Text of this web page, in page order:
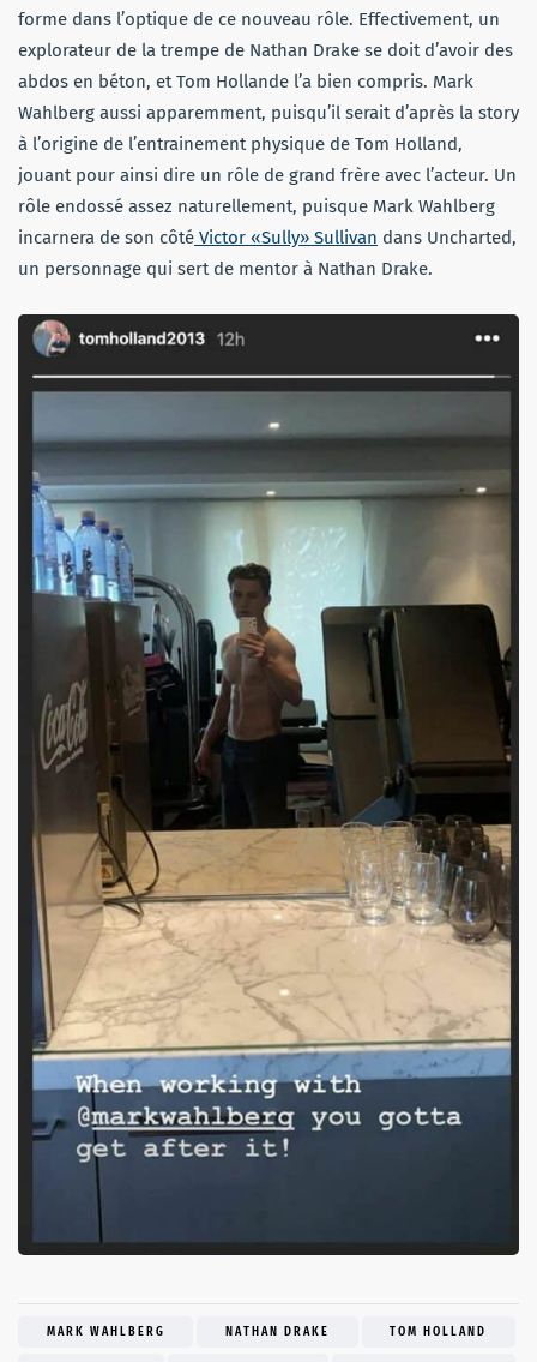
forme dans l’optique de ce nouveau rôle. Effectivement, un
explorateur de la trempe de Nathan Drake se doit d’avoir des
abdos en béton, et Tom Hollande l’a bien compris. Mark
Wahlberg aussi apparemment, puisqu’il serait d’après la story
à l’origine de l’entrainement physique de Tom Holland,
jouant pour ainsi dire un rôle de grand frère avec l’acteur. Un
rôle endossé assez naturellement, puisque Mark Wahlberg
incarnera de son côté Victor «Sully» Sullivan dans Uncharted,
un personnage qui sert de mentor à Nathan Drake.
MARK WAHLBERG NATHAN DRAKE TOM HOLLAND